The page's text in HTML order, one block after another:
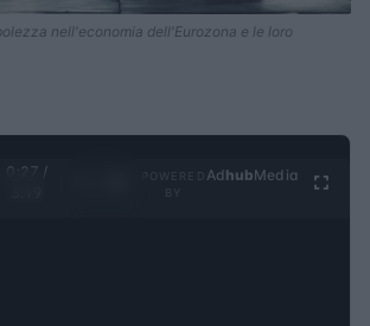
nell'economia dell'Eurozona e le loro
0:28 /
Ad hubMedia